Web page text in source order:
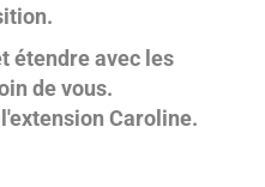
étendre avec les
de vous.
Caroline.